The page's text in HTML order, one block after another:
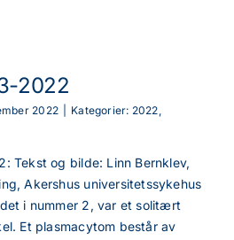
2022
2022 Kategorier: 2022,
Tekst og bilde: Linn Bernklev,
Akershus universitetssykehus
i nummer 2, var et solitært
Et plasmacytom består av